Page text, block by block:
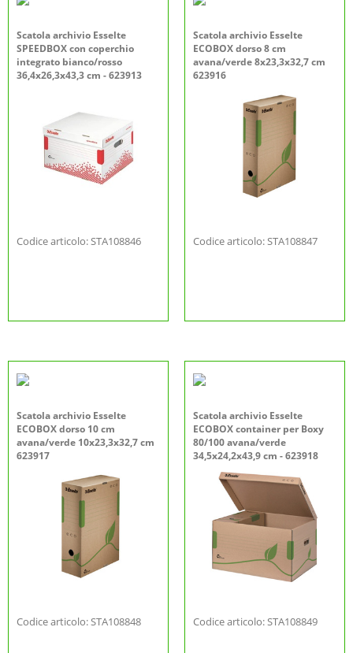
Scatola archivio Esselte
SPEEDBOX con coperchio
integrato bianco/rosso
36,4x26,3x43,3 cm - 623913
Codice articolo: STA108846
Scatola archivio Esselte
ECOBOX dorso 8 cm
avana/verde 8x23,3x32,7 cm
623916
Codice articolo: STA108847
Scatola archivio Esselte
ECOBOX dorso 10 cm
avana/verde 10x23,3x32,7 cm
623917
Codice articolo: STA108848
Scatola archivio Esselte
ECOBOX container per Boxy
80/100 avana/verde
34,5x24,2x43,9 cm - 623918
Codice articolo: STA108849